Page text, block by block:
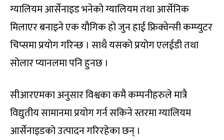
ग्यालियम आर्सेनाइड भनेको ग्यालियम तथा आर्सेनिक
मिलाएर बनाइने एक यौगिक हो जुन हाई फ्रिक्वेन्सी कम्प्युटर
चिप्समा प्रयोग गरिन्छ । साथै यसको प्रयोग एलईडी तथा
सोलार प्यानलमा पनि हुनछ ।
सीआरएमका अनुसार विश्वका कमै कम्पनीहरुले मात्रै
विद्युतीय सामानमा प्रयोग गर्न सकिने स्तरमा ग्यालियम
आर्सेनाइडको उत्पादन गरिरहेका छन् ।